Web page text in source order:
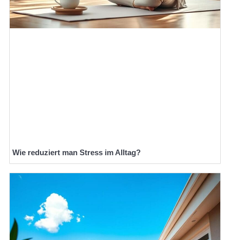
Wie reduziert man Stress im Alltag?